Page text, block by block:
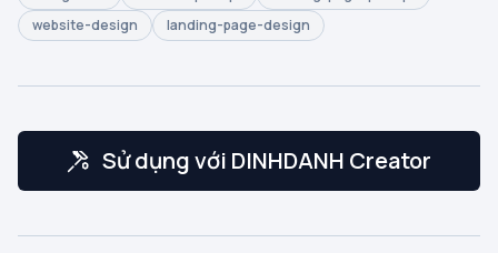
website-design
landing-page-design
Sử dụng với DINHDANH Creator